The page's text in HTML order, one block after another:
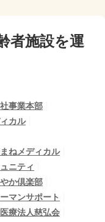
者施設を運
事業本部
カル
ねメディカル
ニティ
か倶楽部
マンサポート
医療法人慈弘会